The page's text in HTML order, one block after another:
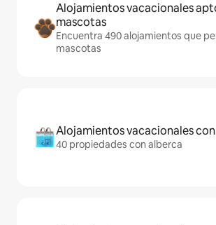
Alojamientos vacacionales
mascotas
Encuentra 490 alojamientos que
mascotas
Alojamientos vacacionales
40 propiedades con alberca